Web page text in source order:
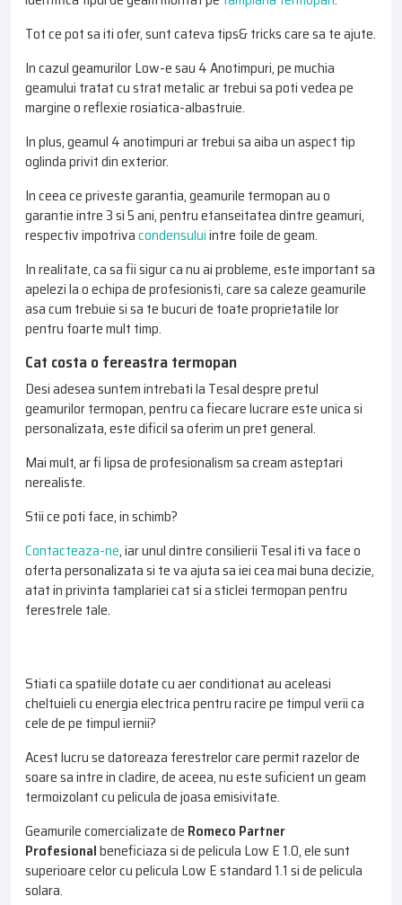
Tot ce pot sa iti ofer, sunt cateva tips& tricks care sa te ajute.
In cazul geamurilor Low-e sau 4 Anotimpuri, pe muchia
geamului tratat cu strat metalic ar trebui sa poti vedea pe
margine o reflexie rosiatica-albastruie.
In plus, geamul 4 anotimpuri ar trebui sa aiba un aspect tip
oglinda privit din exterior.
In ceea ce priveste garantia, geamurile termopan au o
garantie intre 3 si 5 ani, pentru etanseitatea dintre geamuri,
respectiv impotrivacondensuluiintre foile de geam.
In realitate, ca sa fii sigur ca nu ai probleme, este important sa
apelezi la o echipa de profesionisti, care sa caleze geamurile
asa cum trebuie si sa te bucuri de toate proprietatile lor
pentru foarte mult timp.
Cat costa o fereastra termopan
Desi adesea suntem intrebati la Tesal despre pretul
geamurilor termopan, pentru ca fiecare lucrare este unica si
personalizata, este dificil sa oferim un pret general.
Mai mult, ar fi lipsa de profesionalism sa cream asteptari
nerealiste.
Stii ce poti face, in schimb?
Contacteaza-ne, iar unul dintre consilierii Tesal iti va face o
oferta personalizata si te va ajuta sa iei cea mai buna decizie,
atat in privinta tamplariei cat si a sticlei termopan pentru
ferestrele tale.
Stiati ca spatiile dotate cu aer conditionat au aceleasi
cheltuieli cu energia electrica pentru racire pe timpul verii ca
cele de pe timpul iernii?
Acest lucru se datoreaza ferestrelor care permit razelor de
soare sa intre in cladire, de aceea, nu este suficient un geam
termoizolant cu pelicula de joasa emisivitate.
Geamurile comercializate de Romeco Partner
Profesionalbeneficiaza si de pelicula Low E 1.0, ele sunt
superioare celor cu pelicula Low E standard 1.1 si de pelicula
solara.